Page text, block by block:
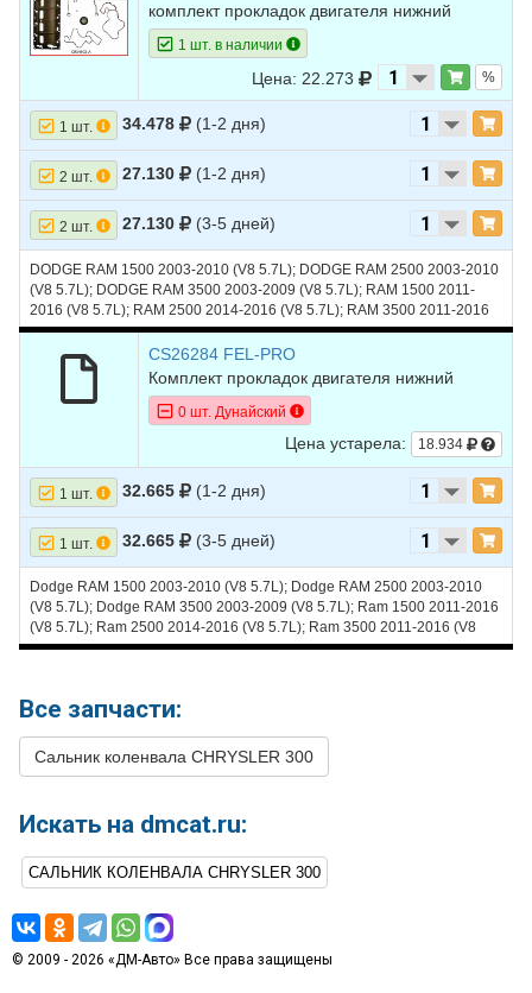
9 CHRYSLER 300 2010
V8 6.1L - (300С)
11 CHRYSLER 300 2009 V8 5.7L - (300С)
12 CHRYSLER 300 2009 V8 6.1L - (300С)
13 CHRYSLER V8 5.7L - (300С)
14 CHRYSLER 300 2008 V8 6.1L - (300С)
15 CHRYSLER 300 2007 V8 5.7L - (300С)
16 CHRYSLER 300 2007 V8 6.1L - (300С)
300 2006
300 2006 V8 6.1L - (300С)
300 2005 V8 5.7L - (300С)
20 CHRYSLER 300 2005 V8 6.1L - (300С)
комплект прокладок двигателя нижний
1 шт. в наличии
Цена: 22.273 %
1 шт. 34.478 (1-2 дня)
2 шт. 27.130 (1-2 дня)
2 шт. 27.130 (3-5 дней)
DODGE RAM 1500 2003-2010 (V8 5.7L); DODGE RAM 2500 2003-2010
(V8 5.7L); DODGE RAM 3500 2003-2009 (V8 5.7L); RAM 1500 2011-
2016 (V8 5.7L); RAM 2500 2014-2016 (V8 5.7L); RAM 3500 2011-2016
(V8 5.7L)
CS26284 FEL-PRO
Комплект прокладок двигателя нижний
0 шт. Дунайский
Цена устарела: 18.934
1 шт. 32.665 (1-2 дня)
1 шт. 32.665 (3-5 дней)
Dodge RAM 1500 2003-2010 (V8 5.7L); Dodge RAM 2500 2003-2010
(V8 5.7L); Dodge RAM 3500 2003-2009 (V8 5.7L); Ram 1500 2011-2016
(V8 5.7L); Ram 2500 2014-2016 (V8 5.7L); Ram 3500 2011-2016 (V8
5.7L)
Все запчасти:
Сальник коленвала CHRYSLER 300
Искать на dmcat.ru:
САЛЬНИК КОЛЕНВАЛА CHRYSLER 300
© 2009 - 2026 «ДМ-Авто» Все права защищены